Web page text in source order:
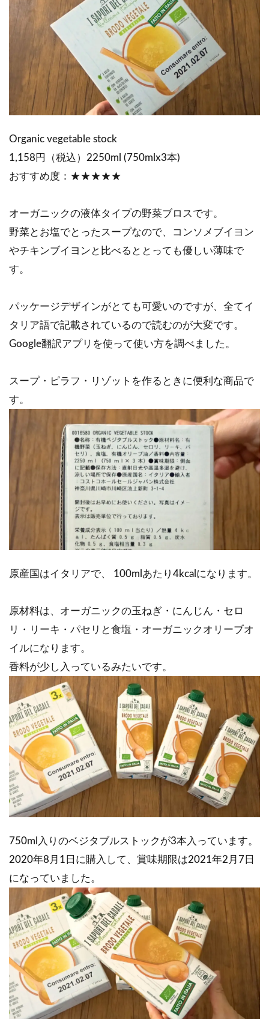
Organic vegetable stock
1,158円（税込）2250ml (750mlx3本)
おすすめ度：★★★★★
オーガニックの液体タイプの野菜ブロスです。
野菜とお塩でとったスープなので、コンソメブイヨン
やチキンブイヨンと比べるととっても優しい薄味で
す。
パッケージデザインがとても可愛いのですが、全てイ
タリア語で記載されているので読むのが大変です。
Google翻訳アプリを使って使い方を調べました。
スープ・ピラフ・リゾットを作るときに便利な商品で
す。
原産国はイタリアで、 100mlあたり4kcalになります。
原材料は、オーガニックの玉ねぎ・にんじん・セロ
リ・リーキ・パセリと食塩・オーガニックオリーブオ
イルになります。
香料が少し入っているみたいです。
750ml入りのベジタブルストックが3本入っています。
2020年8月1日に購入して、賞味期限は2021年2月7日
になっていました。